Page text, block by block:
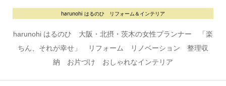
harunohi はるのひ リフォーム＆インテリア
harunohi はるのひ 大阪・北摂・茨木の女性プランナー 「楽
ちん、それが幸せ」 リフォーム リノベーション 整理収
納 お片づけ おしゃれなインテリア